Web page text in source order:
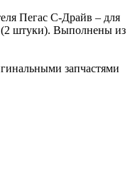
Пегас С-Драйв – для
(2 штуки). Выполнены из
запчастями